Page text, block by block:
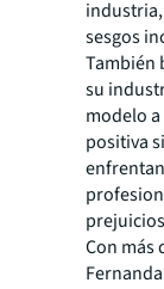
sesgos
También
su
modelo
positiva
Con más